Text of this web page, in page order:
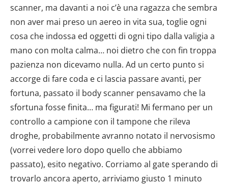
scanner, ma davanti a noi c’è una ragazza che sembra
non aver mai preso un aereo in vita sua, toglie ogni
cosa che indossa ed oggetti di ogni tipo dalla valigia a
mano con molta calma… noi dietro che con fin troppa
pazienza non dicevamo nulla. Ad un certo punto si
accorge di fare coda e ci lascia passare avanti, per
fortuna, passato il body scanner pensavamo che la
sfortuna fosse finita… ma figurati! Mi fermano per un
controllo a campione con il tampone che rileva
droghe, probabilmente avranno notato il nervosismo
(vorrei vedere loro dopo quello che abbiamo
passato), esito negativo. Corriamo al gate sperando di
trovarlo ancora aperto, arriviamo giusto 1 minuto